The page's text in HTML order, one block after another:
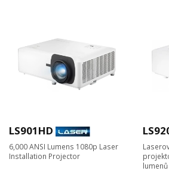
LS901HD
6,000 ANSI Lumens 1080p Laser
Installation Projector​
lumenů